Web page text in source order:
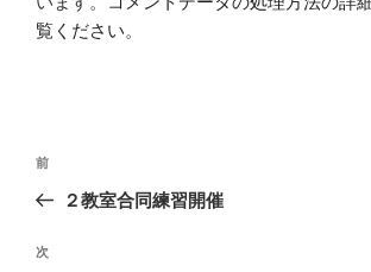
覧ください。
投
ビ
過
去
投
前
２教室合同練習開催
次
次